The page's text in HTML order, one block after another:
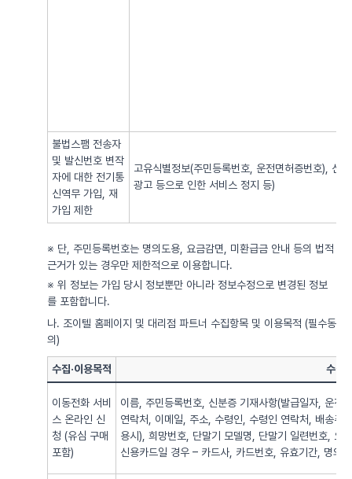
불법스팸 전송자
및 발신번호 변작
자에 대한 전기통
신역무 가입, 재
가입 제한
고유식별정보(주민등록번호, 운전면허증번호), 신
광고 등으로 인한 서비스 정지 등)
※ 단, 주민등록번호는 명의도용, 요금감면, 미환급금 안내 등의 법적
근거가 있는 경우만 제한적으로 이용합니다.
※ 위 정보는 가입 당시 정보뿐만 아니라 정보수정으로 변경된 정보
를 포함합니다.
나. 조이텔 홈페이지 및 대리점 파트너 수집항목 및 이용목적 (필수동
의)
수집·이용목적 수집·
이동전화 서비
스 온라인 신
청 (유심 구매
포함)
이름, 주민등록번호, 신분증 기재사항(발급일자, 운전
연락처, 이메일, 주소, 수령인, 수령인 연락처, 배송주
용시), 희망번호, 단말기 모델명, 단말기 일련번호, 요
신용카드일 경우 – 카드사, 카드번호, 유효기간, 명의